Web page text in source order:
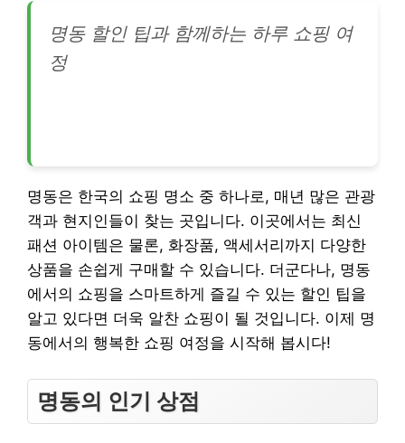
명동 할인 팁과 함께하는 하루 쇼핑 여
정
명동은 한국의 쇼핑 명소 중 하나로, 매년 많은 관광
객과 현지인들이 찾는 곳입니다. 이곳에서는 최신
패션 아이템은 물론, 화장품, 액세서리까지 다양한
상품을 손쉽게 구매할 수 있습니다. 더군다나, 명동
에서의 쇼핑을 스마트하게 즐길 수 있는 할인 팁을
알고 있다면 더욱 알찬 쇼핑이 될 것입니다. 이제 명
동에서의 행복한 쇼핑 여정을 시작해 봅시다!
명동의 인기 상점